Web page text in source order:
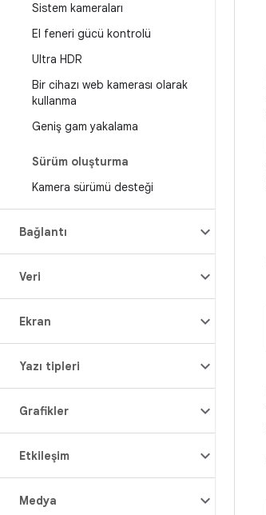
Sistem kameraları
El feneri gücü kontrolü
Ultra HDR
Bir cihazı web kamerası olarak
kullanma
Geniş gam yakalama
Sürüm oluşturma
Kamera sürümü desteği
Bağlantı
Veri
Ekran
Yazı tipleri
Grafikler
Etkileşim
Medya